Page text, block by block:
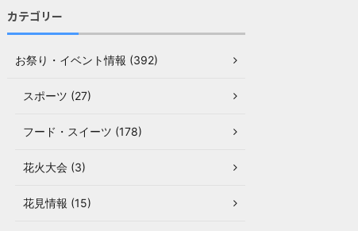
カテゴリー
お祭り・イベント情報 (392)
スポーツ (27)
フード・スイーツ (178)
花火大会 (3)
花見情報 (15)